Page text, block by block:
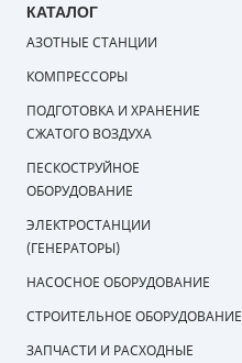
КАТАЛОГ
АЗОТНЫЕ СТАНЦИИ
КОМПРЕССОРЫ
ПОДГОТОВКА И ХРАНЕНИЕ
СЖАТОГО ВОЗДУХА
ПЕСКОСТРУЙНОЕ
ОБОРУДОВАНИЕ
ЭЛЕКТРОСТАНЦИИ
(ГЕНЕРАТОРЫ)
НАСОСНОЕ ОБОРУДОВАНИЕ
СТРОИТЕЛЬНОЕ ОБОРУДОВАНИЕ
ЗАПЧАСТИ И РАСХОДНЫЕ